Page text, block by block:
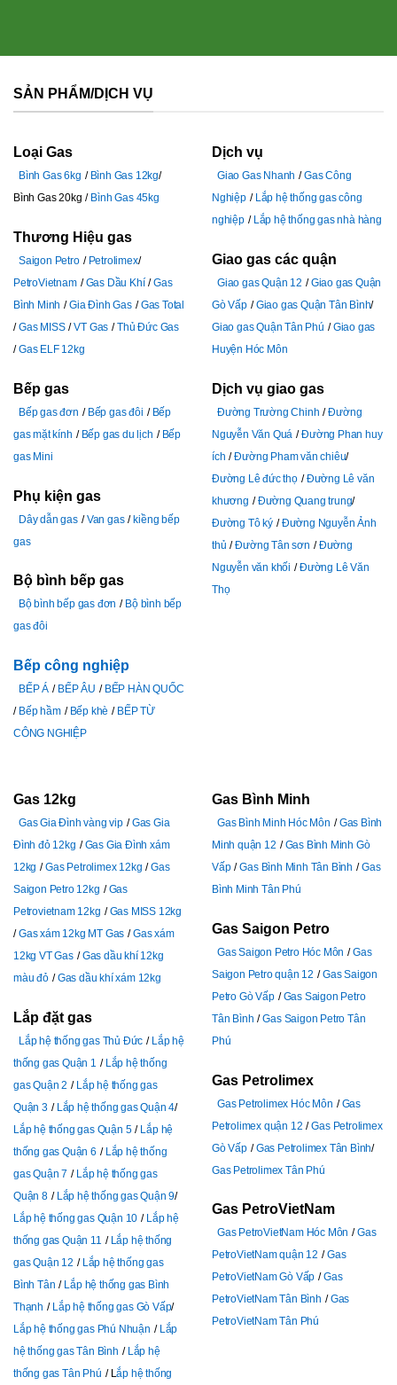
SẢN PHẨM/DỊCH VỤ
Loại Gas
Bình Gas 6kg
Bình Gas 12kg
Bình Gas 20kg
Bình Gas 45kg
Thương Hiệu gas
Saigon Petro
Petrolimex
PetroVietnam
Gas Dầu Khí
Gas
Bình Minh
Gia Đình Gas
Gas Total
Gas MISS
VT Gas
Thủ Đức Gas
Gas ELF 12kg
Bếp gas
Bếp gas đơn Bếp gas đôi
Bếp
gas mặt kính
Bếp gas du lịch
Bếp
gas Mini
Phụ kiện gas
Dây dẫn gas Van gas
kiềng bếp
gas
Bộ bình bếp gas
Bộ bình bếp gas đơn
Bộ bình bếp
gas đôi
Bếp công nghiệp
BẾP Á BẾP ÂU
BẾP HÀN QUỐC
Bếp hầm
Bếp khè
BẾP TỪ
CÔNG NGHIỆP
Dịch vụ
Giao Gas Nhanh
Gas Công
Nghiệp
Lắp hệ thống gas công
nghiệp
Lắp hệ thống gas nhà hàng
Giao gas các quận
Giao gas Quận 12
Giao gas Quận
Gò Vấp
Giao gas Quận Tân Bình
Giao gas Quận Tân Phú
Giao gas
Huyện Hóc Môn
Dịch vụ giao gas
Đường Trường Chinh
Đường
Nguyễn Văn Quá
Đường Phan huy
ích
Đường Pham văn chiêu
Đường Lê đức thọ
Đường Lê văn
khương
Đường Quang trung
Đường Tô ký
Đường Nguyễn Ảnh
thủ
Đường Tân sơn
Đường
Nguyễn văn khối
Đường Lê Văn
Thọ
Gas 12kg
Gas Gia Đình vàng vip
Gas Gia
Đình đỏ 12kg
Gas Gia Đình xám
12kg
Gas Petrolimex 12kg
Gas
Saigon Petro 12kg
Gas
Petrovietnam 12kg
Gas MISS 12kg
Gas xám 12kg MT Gas
Gas xám
12kg VT Gas
Gas dầu khí 12kg
màu đỏ
Gas dầu khí xám 12kg
Lắp đặt gas
Lắp hệ thống gas Thủ Đức
Lắp hệ
thống gas Quận 1
Lắp hệ thống
gas Quận 2
Lắp hệ thống gas
Quận 3
Lắp hệ thống gas Quận 4
Lắp hệ thống gas Quận 5
Lắp hệ
thống gas Quận 6
Lắp hệ thống
gas Quận 7
Lắp hệ thống gas
Quận 8
Lắp hệ thống gas Quận 9
Lắp hệ thống gas Quận 10
Lắp hệ
thống gas Quận 11
Lắp hệ thống
gas Quận 12
Lắp hệ thống gas
Bình Tân
Lắp hệ thống gas Bình
Thạnh
Lắp hệ thống gas Gò Vấp
Lắp hệ thống gas Phú Nhuận
Lắp
hệ thống gas Tân Bình
Lắp hệ
thống gas Tân Phú
Lắp hệ thống
Gas Bình Minh
Gas Bình Minh Hóc Môn
Gas Bình
Minh quận 12
Gas Bình Minh Gò
Vấp
Gas Bình Minh Tân Bình
Gas
Bình Minh Tân Phú
Gas Saigon Petro
Gas Saigon Petro Hóc Môn
Gas
Saigon Petro quận 12
Gas Saigon
Petro Gò Vấp
Gas Saigon Petro
Tân Bình
Gas Saigon Petro Tân
Phú
Gas Petrolimex
Gas Petrolimex Hóc Môn
Gas
Petrolimex quận 12
Gas Petrolimex
Gò Vấp
Gas Petrolimex Tân Bình
Gas Petrolimex Tân Phú
Gas PetroVietNam
Gas PetroVietNam Hóc Môn
Gas
PetroVietNam quận 12
Gas
PetroVietNam Gò Vấp
Gas
PetroVietNam Tân Bình
Gas
PetroVietNam Tân Phú